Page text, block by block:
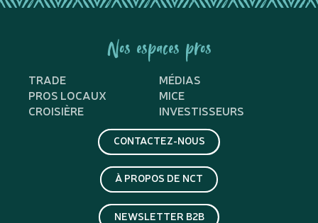
Nos espaces pros
TRADE
MÉDIAS
PROS LOCAUX
MICE
CROISIÈRE
INVESTISSEURS
CONTACTEZ-NOUS
À PROPOS DE NCT
NEWSLETTER B2B